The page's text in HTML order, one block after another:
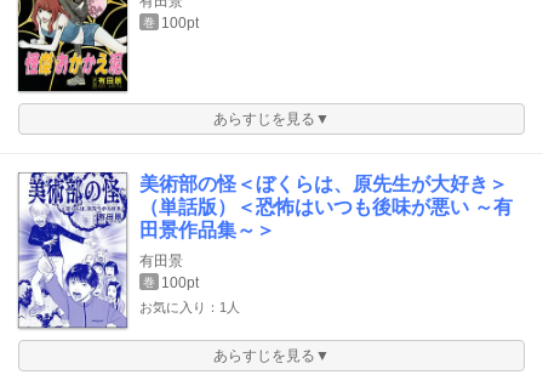
巻 100pt
あらすじを見る▼
美術部の怪＜ぼくらは、原先生が大好き＞
（単話版）＜恐怖はいつも後味が悪い ～有
田景作品集～＞
有田景
巻 100pt
お気に入り：1人
あらすじを見る▼